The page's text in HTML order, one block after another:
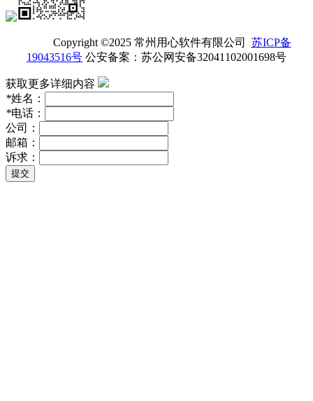
Copyright ©2025 常州用心软件有限公司 苏ICP备
19043516号 公安备案：苏公网安备32041102001698号
获取更多详细内容
*姓名：
*电话：
公司：
邮箱：
诉求：
提交